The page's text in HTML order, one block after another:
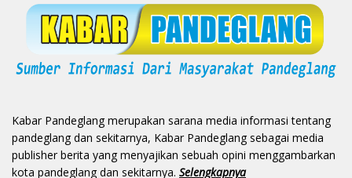
Kabar Pandeglang merupakan sarana media informasi tentang
pandeglang dan sekitarnya, Kabar Pandeglang sebagai media
publisher berita yang menyajikan sebuah opini menggambarkan
kota pandeglang dan sekitarnya. Selengkapnya